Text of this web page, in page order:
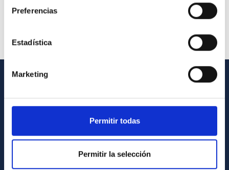
Preferencias
Estadística
Marketing
Permitir todas
Permitir la selección